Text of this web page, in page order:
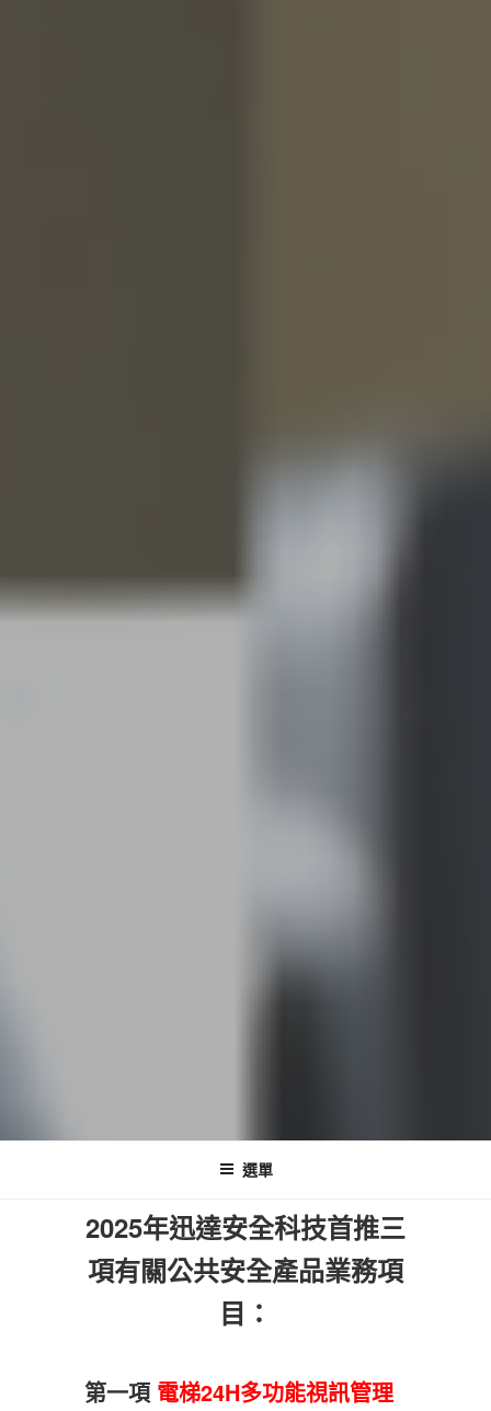
迅達全方位監控客服中心
整合智慧保全系統 監控客服中心服務
選單
2025年迅達安全科技首推三
項有關公共安全產品業務項
目：
第一項 電梯24H多功能視訊管理